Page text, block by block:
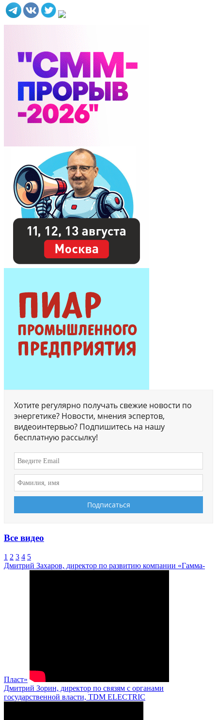
Хотите регулярно получать свежие новости по
энергетике? Новости, мнения эспертов,
видеоинтервью? Подпишитесь на нашу
бесплатную рассылку!
Все видео
1 2 3 4 5
Дмитрий Захаров, директор по развитию компании «Гамма-
Пласт»
Дмитрий Зорин, директор по связям с органами
государственной власти, TDM ELECTRIC